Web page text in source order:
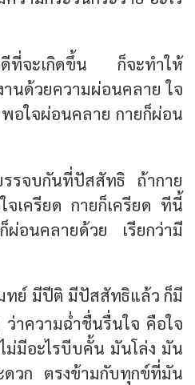
ดีที่จะเกิดขึ้น ก็จะทำให้
านด้วยความผ่อนคลาย ใจ
อใจผ่อนคลาย กายก็ผ่อน
รรจบกันที่ปัสสัทธิ ถ้ากาย
จเครียด กายก็เครียด ทีนี้
อนคลายด้วย เรียกว่ามี
ย์ มีปีติ มีปัสสัทธิแล้ว ก็มี
าความฉ่ำชื่นรื่นใจ คือใจ
มีอะไรบีบคั้น มันโล่ง มัน
วก ตรงข้ามกับทุกข์ที่มัน